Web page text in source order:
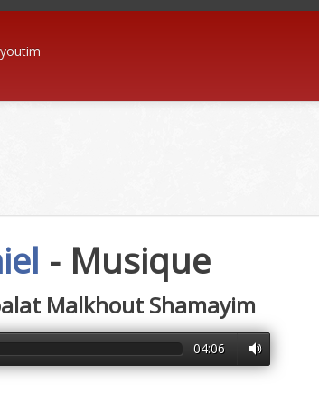
- Musique
Malkhout Shamayim
04:06